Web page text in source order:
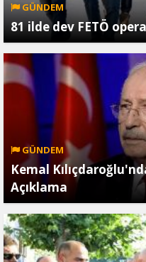
GÜNDEM
81 ilde dev FETÖ
GÜNDEM
Kemal
Açıklama